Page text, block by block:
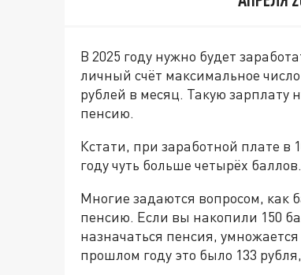
В 2025 году нужно будет
личный счёт максимальное
рублей в месяц. Такую зарплату
пенсию.
Кстати, при заработной плате в
году чуть больше четырёх баллов.
Многие задаются вопросом, как
пенсию. Если вы накопили 150
назначаться пенсия,
прошлом году это было 133